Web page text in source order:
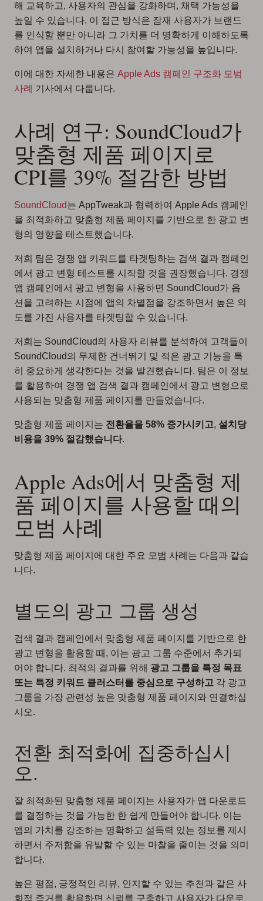
해 교육하고, 사용자의 관심을 강화하며, 채택 가능성을
높일 수 있습니다. 이 접근 방식은 잠재 사용자가 브랜드
를 인식할 뿐만 아니라 그 가치를 더 명확하게 이해하도록
하여 앱을 설치하거나 다시 참여할 가능성을 높입니다.
이에 대한 자세한 내용은 Apple Ads 캠페인 구조화 모범
사례 기사에서 다룹니다.
사례 연구: SoundCloud가
맞춤형 제품 페이지로
CPI를 39% 절감한 방법
SoundCloud는 AppTweak과 협력하여 Apple Ads 캠페인
을 최적화하고 맞춤형 제품 페이지를 기반으로 한 광고 변
형의 영향을 테스트했습니다.
저희 팀은 경쟁 앱 키워드를 타겟팅하는 검색 결과 캠페인
에서 광고 변형 테스트를 시작할 것을 권장했습니다. 경쟁
앱 캠페인에서 광고 변형을 사용하면 SoundCloud가 옵
션을 고려하는 시점에 앱의 차별점을 강조하면서 높은 의
도를 가진 사용자를 타겟팅할 수 있습니다.
저희는 SoundCloud의 사용자 리뷰를 분석하여 고객들이
SoundCloud의 무제한 건너뛰기 및 적은 광고 기능을 특
히 중요하게 생각한다는 것을 발견했습니다. 팀은 이 정보
를 활용하여 경쟁 앱 검색 결과 캠페인에서 광고 변형으로
사용되는 맞춤형 제품 페이지를 만들었습니다.
맞춤형 제품 페이지는 전환율을 58% 증가시키고, 설치당
비용을 39% 절감했습니다.
Apple Ads에서 맞춤형 제
품 페이지를 사용할 때의
모범 사례
맞춤형 제품 페이지에 대한 주요 모범 사례는 다음과 같습
니다.
별도의 광고 그룹 생성
검색 결과 캠페인에서 맞춤형 제품 페이지를 기반으로 한
광고 변형을 활용할 때, 이는 광고 그룹 수준에서 추가되
어야 합니다. 최적의 결과를 위해 광고 그룹을 특정 목표
또는 특정 키워드 클러스터를 중심으로 구성하고 각 광고
그룹을 가장 관련성 높은 맞춤형 제품 페이지와 연결하십
시오.
전환 최적화에 집중하십시
오.
잘 최적화된 맞춤형 제품 페이지는 사용자가 앱 다운로드
를 결정하는 것을 가능한 한 쉽게 만들어야 합니다. 이는
앱의 가치를 강조하는 명확하고 설득력 있는 정보를 제시
하면서 주저함을 유발할 수 있는 마찰을 줄이는 것을 의미
합니다.
높은 평점, 긍정적인 리뷰, 인지할 수 있는 추천과 같은 사
회적 증거를 활용하면 신뢰를 구축하고 사용자가 다운로